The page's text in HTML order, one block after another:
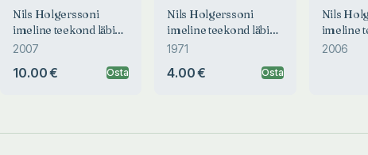
Nils Holgerssoni
imeline teekond läbi
Rootsi
2007
10.00 € Osta
Nils Holgerssoni
imeline teekond läbi
Rootsi
1971
4.00 € Osta
Nils
imeline
Rootsi
2006